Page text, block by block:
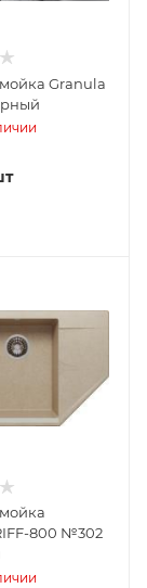
Granula
800 №302